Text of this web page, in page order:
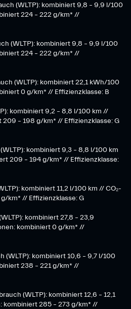
(WLTP): kombiniert 9,8 – 9,9 l/100
224 – 222 g/km* //
(WLTP): kombiniert 9,8 – 9,9 l/100
224 – 222 g/km* //
(WLTP): kombiniert 22,1 kWh/100
0 g/km* // Effizienzklasse: B
kombiniert 9,2 – 8,8 l/100 km //
209 – 198 g/km* // Effizienzklasse: G
kombiniert 9,3 – 8,8 l/100 km
209 – 194 g/km* // Effizienzklasse:
kombiniert 11,2 l/100 km // CO₂-
km* // Effizienzklasse: G
kombiniert 27,8 – 23,9
kombiniert 0 g/km* //
(WLTP): kombiniert 10,6 – 9,7 l/100
238 – 221 g/km* //
(WLTP): kombiniert 12,6 – 12,1
kombiniert 285 – 273 g/km* //